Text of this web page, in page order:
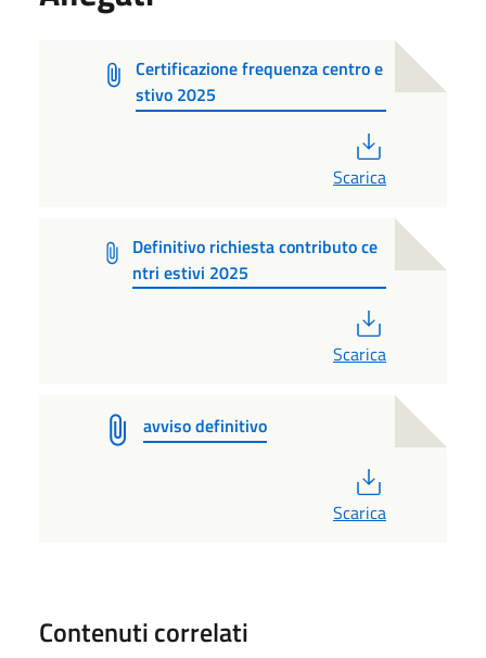
Certificazione frequenza centro e
stivo 2025
Scarica
Definitivo richiesta contributo ce
ntri estivi 2025
Scarica
avviso definitivo
Scarica
Contenuti correlati